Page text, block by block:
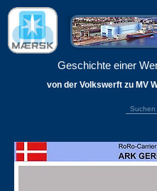
Geschichte einer
von der Volkswerft zu MV